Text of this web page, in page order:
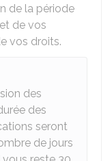
de la période
de vos
vos droits.
des
des
seront
de jours